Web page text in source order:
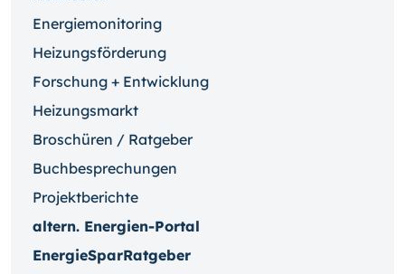
Energiemonitoring
Heizungsförderung
Forschung + Entwicklung
Heizungsmarkt
Broschüren / Ratgeber
Buchbesprechungen
Projektberichte
altern. Energien-Portal
EnergieSparRatgeber